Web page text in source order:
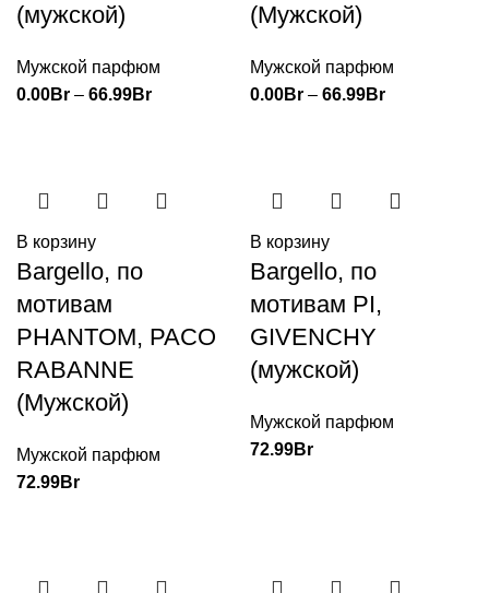
(мужской)
Мужской парфюм
0.00Br – 66.99Br
(Мужской)
Мужской парфюм
0.00Br – 66.99Br
В корзину
Bargello, по
мотивам
PHANTOM, PACO
RABANNE
(Мужской)
Мужской парфюм
72.99Br
В корзину
Bargello, по
мотивам PI,
GIVENCHY
(мужской)
Мужской парфюм
72.99Br